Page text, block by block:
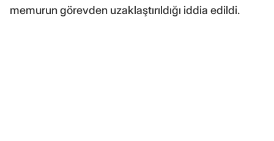
memurun görevden uzaklaştırıldığı iddia edildi.